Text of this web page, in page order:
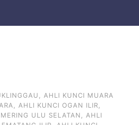
AHLI KUNCI MUARA
AHLI KUNCI OGAN ILIR
ULU SELATAN
AHLI